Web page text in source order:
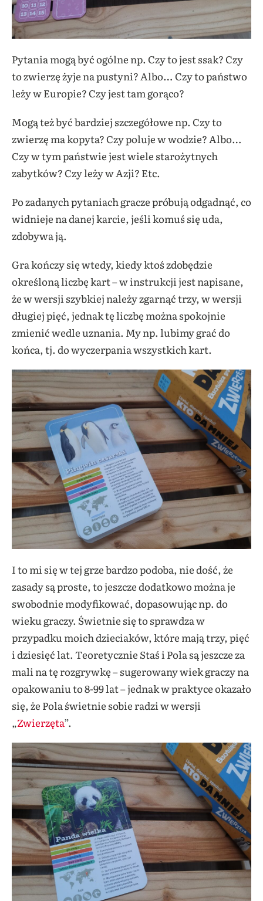
Pytania mogą być ogólne np. Czy to jest ssak? Czy
to zwierzę żyje na pustyni? Albo… Czy to państwo
leży w Europie? Czy jest tam gorąco?
Mogą też być bardziej szczegółowe np. Czy to
zwierzę ma kopyta? Czy poluje w wodzie? Albo…
Czy w tym państwie jest wiele starożytnych
zabytków? Czy leży w Azji? Etc.
Po zadanych pytaniach gracze próbują odgadnąć, co
widnieje na danej karcie, jeśli komuś się uda,
zdobywa ją.
Gra kończy się wtedy, kiedy ktoś zdobędzie
określoną liczbę kart – w instrukcji jest napisane,
że w wersji szybkiej należy zgarnąć trzy, w wersji
długiej pięć, jednak tę liczbę można spokojnie
zmienić wedle uznania. My np. lubimy grać do
końca, tj. do wyczerpania wszystkich kart.
I to mi się w tej grze bardzo podoba, nie dość, że
zasady są proste, to jeszcze dodatkowo można je
swobodnie modyfikować, dopasowując np. do
wieku graczy. Świetnie się to sprawdza w
przypadku moich dzieciaków, które mają trzy, pięć
i dziesięć lat. Teoretycznie Staś i Pola są jeszcze za
mali na tę rozgrywkę – sugerowany wiek graczy na
opakowaniu to 8-99 lat – jednak w praktyce okazało
się, że Pola świetnie sobie radzi w wersji
„Zwierzęta”.